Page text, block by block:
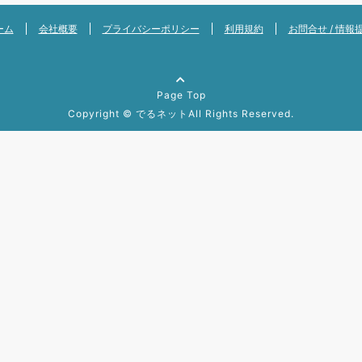
ム 会社概要 プライバシーポリシー 利用規約 お問合せ / 情報
Page Top
Copyright © でるネット All Rights Reserved.